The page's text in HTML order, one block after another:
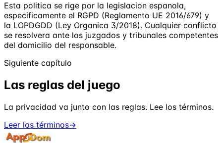
Esta politica se rige por la legislacion espanola,
especificamente el RGPD (Reglamento UE 2016/679) y
la LOPDGDD (Ley Organica 3/2018). Cualquier conflicto
se resolvera ante los juzgados y tribunales competentes
del domicilio del responsable.
Siguiente capítulo
Las reglas del juego
La privacidad va junto con las reglas. Lee los términos.
Leer los términos→